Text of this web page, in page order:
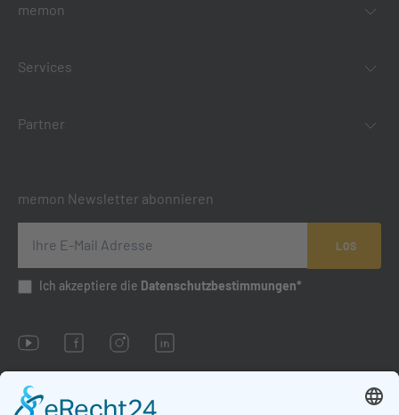
memon
Services
Partner
memon Newsletter abonnieren
LOS
Ich akzeptiere die Datenschutzbestimmungen*